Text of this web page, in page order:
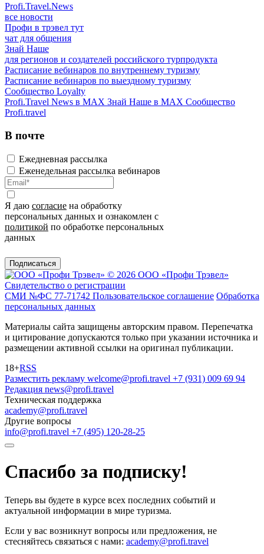
Profi.Travel.News
все новости
Профи в трэвел тут
чат для общения
Знай Наше
для регионов и создателей российского турпродукта
Расписание вебинаров по внутреннему туризму
Расписание вебинаров по выездному туризму
Сообщество Loyalty
Profi.Travel News в MAX Знай Наше в MAX Сообщество
Profi.travel
В почте
Ежедневная рассылка
Еженедельная рассылка вебинаров
Я даю согласие на обработку
персональных данных и ознакомлен с
политикой по обработке персональных
данных
Подписаться
© 2026 ООО «Профи Трэвeл»
Свидетельство о регистрации
СМИ №ФС 77-71742 Пользовательское соглашение Обработка
персональных данных
Материалы сайта защищены авторским правом. Перепечатка
и цитирование допускаются только при указании источника и
размещении активной ссылки на оригинал публикации.
18+RSS
Разместить рекламу welcome@profi.travel +7 (931) 009 69 94
Редакция news@profi.travel
Техническая поддержка
academy@profi.travel
Другие вопросы
info@profi.travel +7 (495) 120-28-25
Спасибо за подписку!
Теперь вы будете в курсе всех последних событий и
актуальной информации в мире туризма.
Если у вас возникнут вопросы или предложения, не
стесняйтесь связаться с нами: academy@profi.travel